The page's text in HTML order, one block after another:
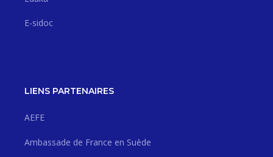
E-sidoc
LIENS PARTENAIRES
AEFE
Ambassade de France en Suède